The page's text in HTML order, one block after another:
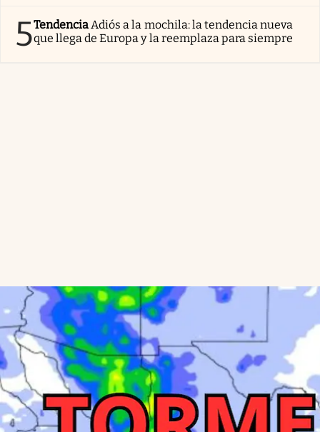
5TendenciaAdiós a la mochila: la tendencia nueva
que llega de Europa y la reemplaza para siempre